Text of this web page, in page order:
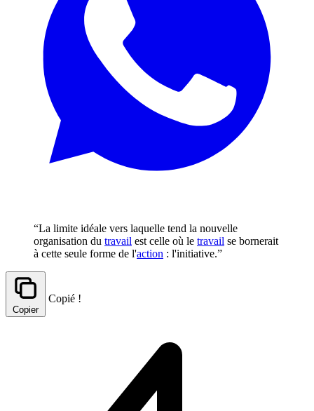
“La limite idéale vers laquelle tend la nouvelle
organisation du travail est celle où le travail se bornerait
à cette seule forme de l'action : l'initiative.”
Copier
Copié !